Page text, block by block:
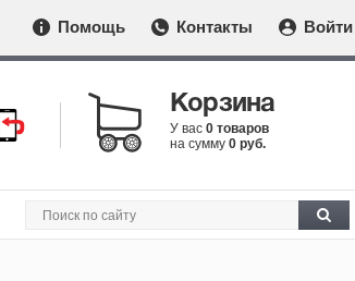
Помощь Контакты Войти
Корзина
У вас 0 товаров
на сумму 0 руб.